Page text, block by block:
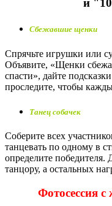
и
Сбежавшие щенки
Спрячьте игрушки или
Объявите, «Щенки
спасти», дайте
проследите, чтобы
Танец собачек
Соберите всех
танцевать по одному в
определите победителя.
танцору, а остальных
Фотосессия